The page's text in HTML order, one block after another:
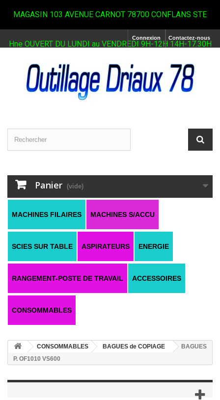
MAGASIN 103 AVENUE CARNOT 78700 CONFLANS STE
Hne OUVERT DU LUNDI au VENDREDI 9H-12H 14H-17.30H
Contactez-nous
Connexion
Panier (vide)
MACHINES FILAIRES MACHINES S/ACCU
SCIES SUR TABLE ASPIRATEURS ENERGIE
RANGEMENT-POSTE DE TRAVAIL ACCESSOIRES
CONSOMMABLES
CONSOMMABLES BAGUES de COPIAGE
BAGUES
P. OF1010 VS600